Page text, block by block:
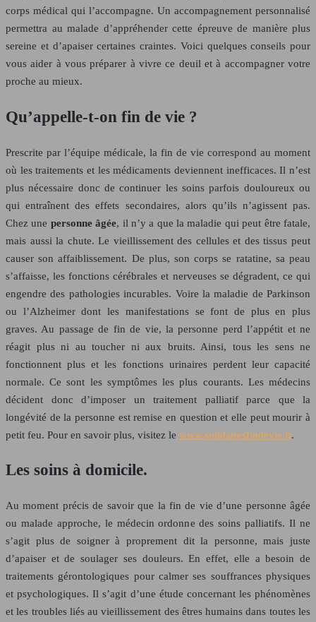
corps médical qui l’accompagne. Un accompagnement personnalisé
permettra au malade d’appréhender cette épreuve de manière plus
sereine et d’apaiser certaines craintes. Voici quelques conseils pour
vous aider à vous préparer à vivre ce deuil et à accompagner votre
proche au mieux.
Qu’appelle-t-on fin de vie ?
Prescrite par l’équipe médicale, la fin de vie correspond au moment
où les traitements et les médicaments deviennent inefficaces. Il n’est
plus nécessaire donc de continuer les soins parfois douloureux ou
qui entraînent des effets secondaires, alors qu’ils n’agissent pas.
Chez une personne âgée, il n’y a que la maladie qui peut être fatale,
mais aussi la chute. Le vieillissement des cellules et des tissus peut
causer son affaiblissement. De plus, son corps se ratatine, sa peau
s’affaisse, les fonctions cérébrales et nerveuses se dégradent, ce qui
engendre des pathologies incurables. Voire la maladie de Parkinson
ou l’Alzheimer dont les manifestations se font de plus en plus
graves. Au passage de fin de vie, la personne perd l’appétit et ne
réagit plus ni au toucher ni aux bruits. Ainsi, tous les sens ne
fonctionnent plus et les fonctions urinaires perdent leur capacité
normale. Ce sont les symptômes les plus courants. Les médecins
décident donc d’imposer un traitement palliatif parce que la
longévité de la personne est remise en question et elle peut mourir à
petit feu. Pour en savoir plus, visitez le www.solidairesfindevie.fr.
Les soins à domicile.
Au moment précis de savoir que la fin de vie d’une personne âgée
ou malade approche, le médecin ordonne des soins palliatifs. Il ne
s’agit plus de soigner à proprement dit la personne, mais juste
d’apaiser et de soulager ses douleurs. En effet, elle a besoin de
traitements gérontologiques pour calmer ses souffrances physiques
et psychologiques. Il s’agit d’une étude concernant les phénomènes
et les troubles liés au vieillissement des êtres humains dans toutes les